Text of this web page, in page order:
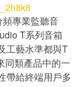
專業監聽音
T系列音箱
工藝水準都與T
同類產品中的一
帶給終端用戶多